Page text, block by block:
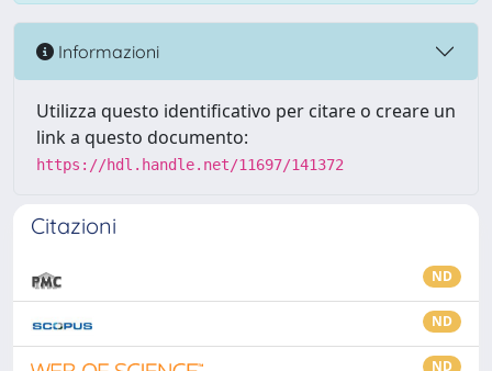
Informazioni
Utilizza questo identificativo per citare o creare un
link a questo documento:
https://hdl.handle.net/11697/141372
Citazioni
ND
ND
ND